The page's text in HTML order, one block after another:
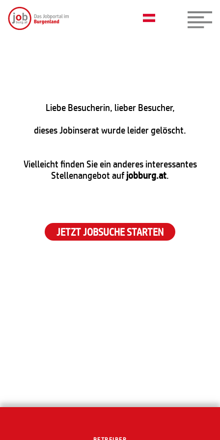
Liebe Besucherin, lieber Besucher,
dieses Jobinserat wurde leider gelöscht.
Vielleicht finden Sie ein anderes interessantes
Stellenangebot aufjobburg.at.
JETZT JOBSUCHE STARTEN